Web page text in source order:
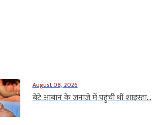
August 08, 2026
बेटे आबान के जनाजे में पहुंची थीं शाइस्ता...